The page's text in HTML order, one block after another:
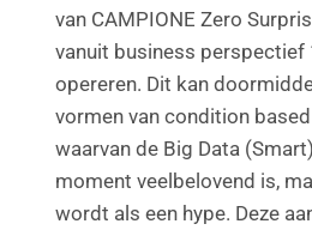
van CAMPIONE Zero
vanuit business perspectief
opereren. Dit kan
vormen van condition
waarvan de Big Data
moment veelbelovend is,
wordt als een hype. Deze